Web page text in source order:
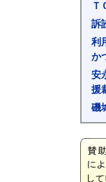
Ｔ
訴
利
か
安
援
磯